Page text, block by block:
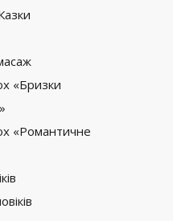
«Бризки
«Романтичне